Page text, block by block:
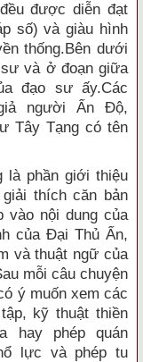
được diễn đạt
số) và giàu hình
thống.Bên dưới
và ở đoạn giữa
đạo sư ấy.Các
người Ấn Ðộ,
Tây Tạng có tên
là phần giới thiệu
thích căn bản
vào nội dung của
của Ðại Thủ Ấn,
và thuật ngữ của
mỗi câu chuyện
ý muốn xem các
kỹ thuật thiền
hay phép quán
lực và phép tu